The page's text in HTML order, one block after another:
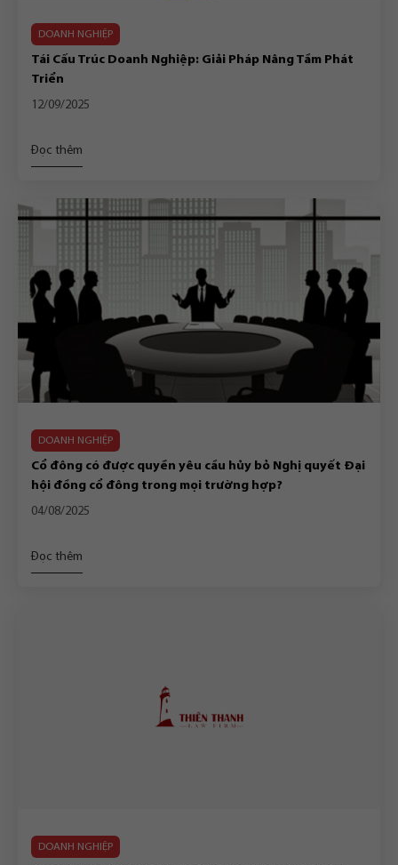
DOANH NGHIỆP
Tái Cấu Trúc Doanh Nghiệp: Giải Pháp Nâng Tầm Phát
Triển
12/09/2025
Đọc thêm
DOANH NGHIỆP
Cổ đông có được quyền yêu cầu hủy bỏ Nghị quyết Đại
hội đồng cổ đông trong mọi trường hợp?
04/08/2025
Đọc thêm
DOANH NGHIỆP